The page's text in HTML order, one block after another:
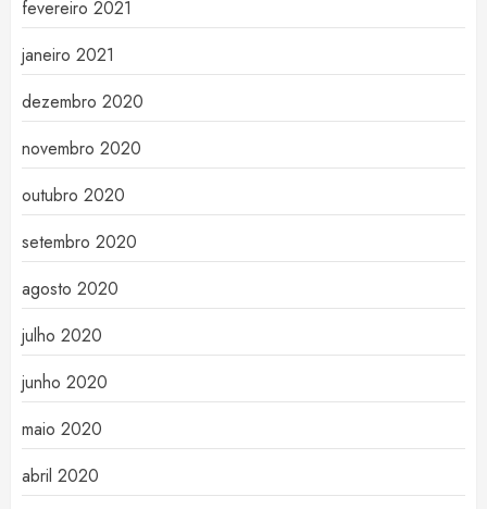
fevereiro 2021
janeiro 2021
dezembro 2020
novembro 2020
outubro 2020
setembro 2020
agosto 2020
julho 2020
junho 2020
maio 2020
abril 2020